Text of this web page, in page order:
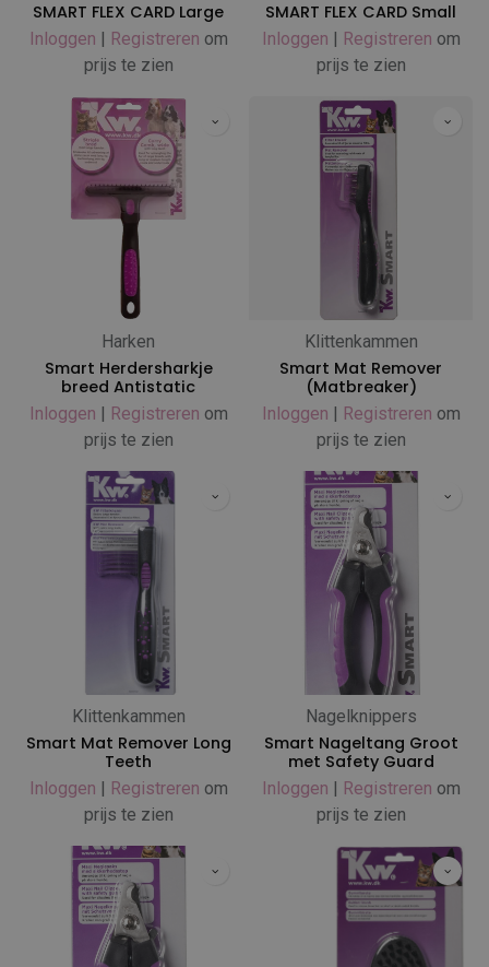
SMART FLEX CARD Large
Inloggen | Registreren om
prijs te zien
SMART FLEX CARD Small
Inloggen | Registreren om
prijs te zien
Harken
Smart Herdersharkje
breed Antistatic
Inloggen | Registreren om
prijs te zien
Klittenkammen
Smart Mat Remover
(Matbreaker)
Inloggen | Registreren om
prijs te zien
Klittenkammen
Smart Mat Remover Long
Teeth
Inloggen | Registreren om
prijs te zien
Nagelknippers
Smart Nageltang Groot
met Safety Guard
Inloggen | Registreren om
prijs te zien